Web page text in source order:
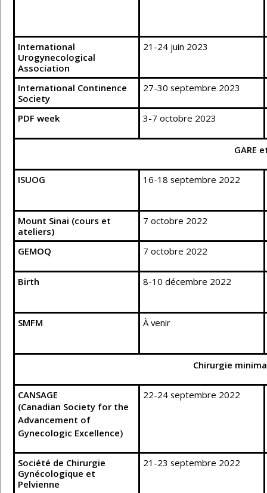
International
Urogynecological
Association
21-24 juin 2023
International Continence
Society
27-30 septembre 2023
PDF week 3-7 octobre 2023
GARE
ISUOG 16-18 septembre 2022
Mount Sinai (cours et
ateliers)
7 octobre 2022
GEMOQ 7 octobre 2022
Birth 8-10 décembre 2022
SMFM À venir
Chirurgie
CANSAGE
(Canadian Society for the
Advancement of
Gynecologic Excellence)
22-24 septembre 2022
Société de Chirurgie
Gynécologique et
Pelvienne
21-23 septembre 2022